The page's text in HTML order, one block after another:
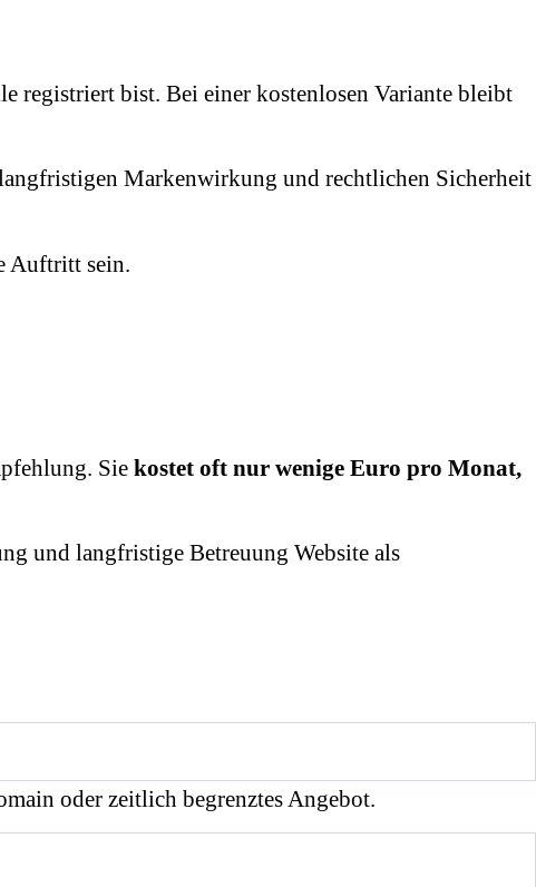
registriert bist. Bei einer kostenlosen Variante bleibt
Markenwirkung und rechtlichen Sicherheit
Auftritt sein.
Sie kostet oft nur wenige Euro pro Monat,
und langfristige Betreuung Website als
oder zeitlich begrenztes Angebot.